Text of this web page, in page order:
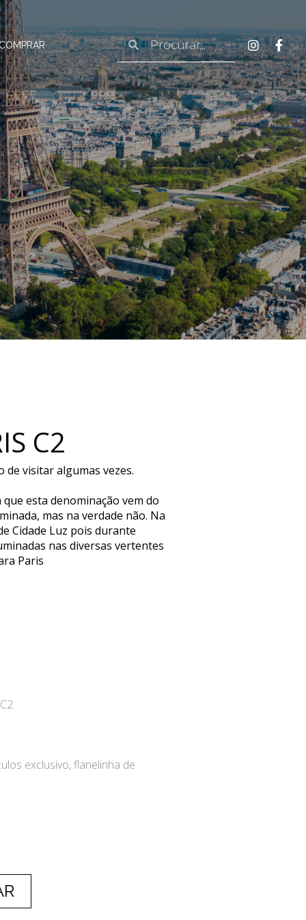
C2
de visitar algumas vezes.
esta denominação vem do
mas na verdade não. Na
Cidade Luz pois durante
nas diversas vertentes
Paris
exclusivo, flanelinha de